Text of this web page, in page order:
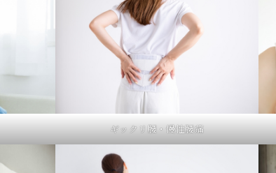
ギックリ腰・慢性腰痛